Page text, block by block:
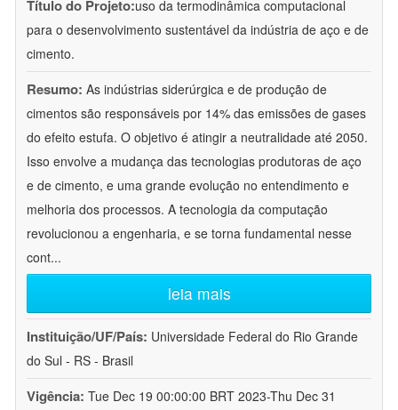
Título do Projeto:uso da termodinâmica computacional
para o desenvolvimento sustentável da indústria de aço e de
cimento.
Resumo: As indústrias siderúrgica e de produção de
cimentos são responsáveis por 14% das emissões de gases
do efeito estufa. O objetivo é atingir a neutralidade até 2050.
Isso envolve a mudança das tecnologias produtoras de aço
e de cimento, e uma grande evolução no entendimento e
melhoria dos processos. A tecnologia da computação
revolucionou a engenharia, e se torna fundamental nesse
cont...
leia mais
Instituição/UF/País: Universidade Federal do Rio Grande
do Sul - RS - Brasil
Vigência: Tue Dec 19 00:00:00 BRT 2023-Thu Dec 31